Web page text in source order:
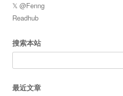
𝕏 @Fenng
Readhub
搜索本站
for:
最近文章